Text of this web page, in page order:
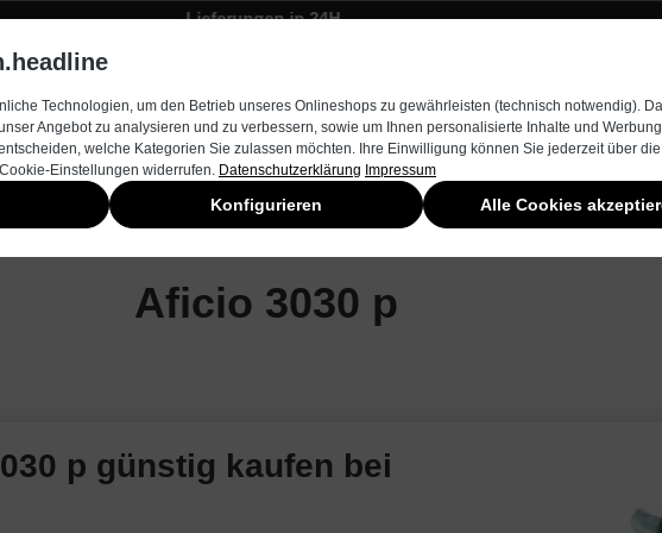
Lieferungen in 24H
Aficio 3030 p
p günstig kaufen bei
Technologien, um den Betrieb unseres Onlineshops zu gewährleisten (technisch notwendig).
Angebot zu analysieren und zu verbessern, sowie um Ihnen personalisierte Inhalte und Werbung
welche Kategorien Sie zulassen möchten. Ihre Einwilligung können Sie jederzeit über die
Einstellungen widerrufen. Datenschutzerklärung Impressum
Konfigurieren Alle Cookies